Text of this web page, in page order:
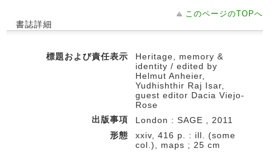
このページのTOPへ
書誌詳細
標題および責任表示
Heritage, memory &
identity / edited by
Helmut Anheier,
Yudhishthir Raj Isar,
guest editor Dacia Viejo-
Rose
出版事項
London : SAGE , 2011
形態
xxiv, 416 p. : ill. (some
col.), maps ; 25 cm